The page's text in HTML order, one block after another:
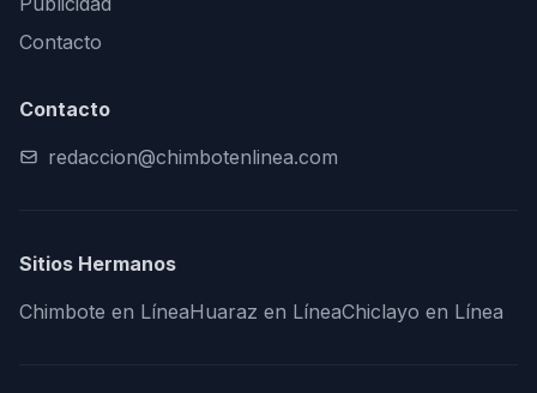
Contacto
Contacto
redaccion@chimbotenlinea.com
Sitios Hermanos
Chimbote en LíneaHuaraz en LíneaChiclayo en Línea